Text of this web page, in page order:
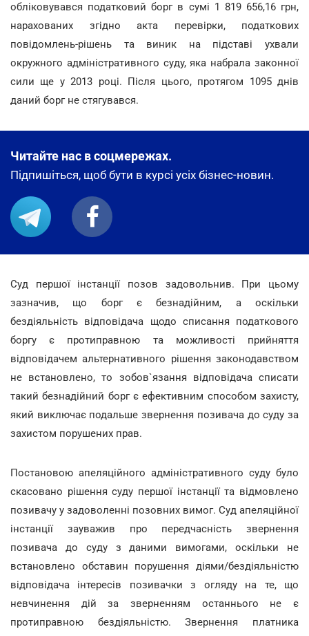
обліковувався податковий борг в сумі 1 819 656,16 грн,
нарахованих згідно акта перевірки, податкових
повідомлень-рішень та виник на підставі ухвали
окружного адміністративного суду, яка набрала законної
сили ще у 2013 році. Після цього, протягом 1095 днів
даний борг не стягувався.
Читайте нас в соцмережах.
Підпишіться, щоб бути в курсі усіх бізнес-новин.
Суд першої інстанції позов задовольнив. При цьому
зазначив, що борг є безнадійним, а оскільки
бездіяльність відповідача щодо списання податкового
боргу є протиправною та можливості прийняття
відповідачем альтернативного рішення законодавством
не встановлено, то зобов`язання відповідача списати
такий безнадійний борг є ефективним способом захисту,
який виключає подальше звернення позивача до суду за
захистом порушених прав.
Постановою апеляційного адміністративного суду було
скасовано рішення суду першої інстанції та відмовлено
позивачу у задоволенні позовних вимог. Суд апеляційної
інстанції зауважив про передчасність звернення
позивача до суду з даними вимогами, оскільки не
встановлено обставин порушення діями/бездіяльністю
відповідача інтересів позивачки з огляду на те, що
невчинення дій за зверненням останнього не є
протиправною бездіяльністю. Звернення платника